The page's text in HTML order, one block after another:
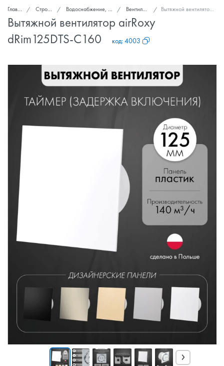
Главная Стройка и ремонт Водоснабжение, канализация, вентиляция Вентиляторы вытяжные Вытяжной вентилятор airRoxy dRim125DTS-C160
Вытяжной вентилятор airRoxy
dRim125DTS-C160
код:4003
›